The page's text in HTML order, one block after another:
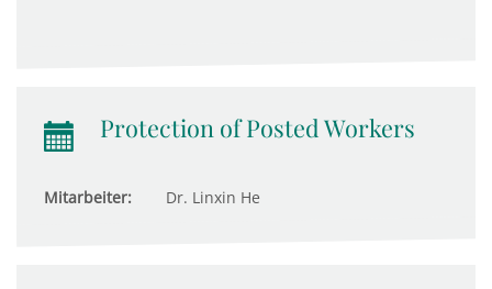
Protection of Posted Workers
Mitarbeiter: Dr. Linxin He